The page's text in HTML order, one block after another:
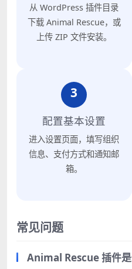
从 WordPress 插件目录
下载 Animal Rescue，或
上传 ZIP 文件安装。
3
配置基本设置
进入设置页面，填写组织
信息、支付方式和通知邮
箱。
常见问题
Animal Rescue 插件是